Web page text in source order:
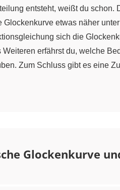
entsteht, weißt du
etwas näher
sich die
erfährst du, welche
Zum Schluss gibt es eine
Glockenkurve